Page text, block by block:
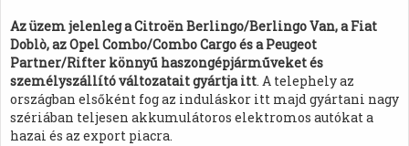
Az üzem jelenleg a Citroën Berlingo/Berlingo Van, a Fiat
Doblò, az Opel Combo/Combo Cargo és a Peugeot
Partner/Rifter könnyű haszongépjárműveket és
személyszállító változatait gyártja itt. A telephely az
országban elsőként fog az induláskor itt majd gyártani nagy
szériában teljesen akkumulátoros elektromos autókat a
hazai és az export piacra.